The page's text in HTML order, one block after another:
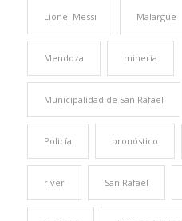
Lionel Messi Malargüe
Mendoza minería
Municipalidad de San Rafael
Policía pronóstico
river San Rafael